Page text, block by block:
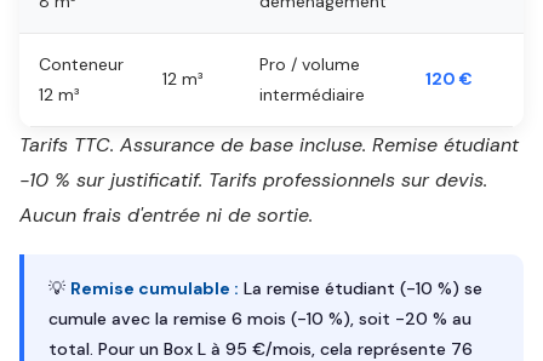
Conteneur
12 m³
12 m³
Pro / volume
intermédiaire
120 €
Tarifs TTC. Assurance de base incluse. Remise étudiant
-10 % sur justificatif. Tarifs professionnels sur devis.
Aucun frais d'entrée ni de sortie.
💡 Remise cumulable : La remise étudiant (-10 %) se
cumule avec la remise 6 mois (-10 %), soit -20 % au
total. Pour un Box L à 95 €/mois, cela représente 76